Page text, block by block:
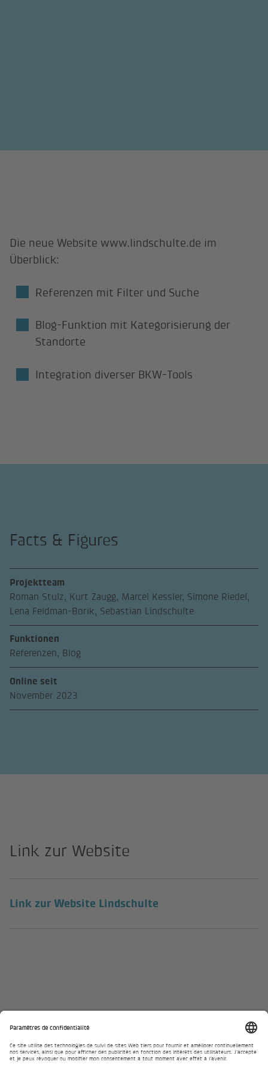
Die neue Website www.lindschulte.de im
Überblick:
Referenzen mit Filter und Suche
Blog-Funktion mit Kategorisierung der
Standorte
Integration diverser BKW-Tools
Facts & Figures
Projektteam
Roman Stulz, Kurt Zaugg, Marcel Kessler, Simone Riedel,
Lena Feldman-Borik, Sebastian Lindschulte
Funktionen
Referenzen, Blog
Online seit
November 2023
Link zur Website
Link zur Website Lindschulte